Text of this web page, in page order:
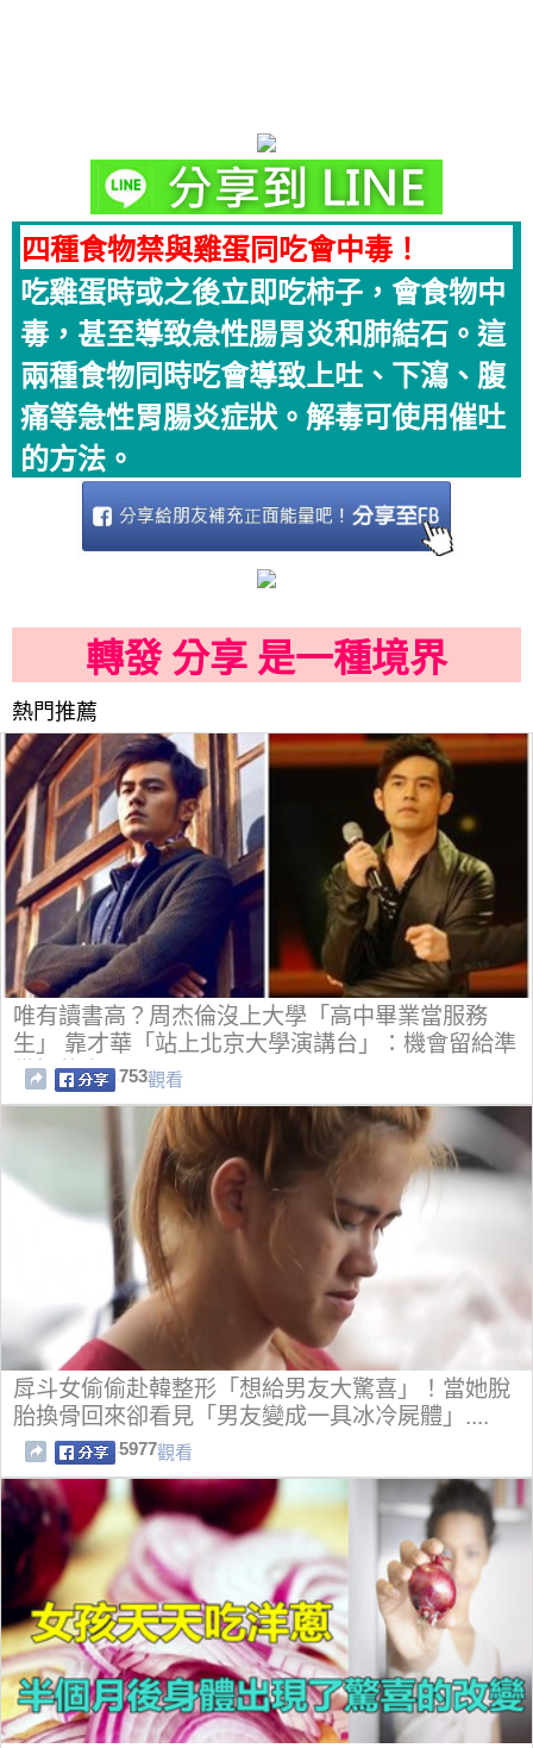
四種食物禁與雞蛋同吃會中毒！
吃雞蛋時或之後立即吃柿子，會食物中
毒，甚至導致急性腸胃炎和肺結石。這
兩種食物同時吃會導致上吐、下瀉、腹
痛等急性胃腸炎症狀。解毒可使用催吐
的方法。
轉發 分享 是一種境界
熱門推薦
唯有讀書高？周杰倫沒上大學「高中畢業當服務
生」 靠才華「站上北京大學演講台」：機會留給準
備好的人
753觀看
戽斗女偷偷赴韓整形「想給男友大驚喜」！當她脫
胎換骨回來卻看見「男友變成一具冰冷屍體」....
5977觀看